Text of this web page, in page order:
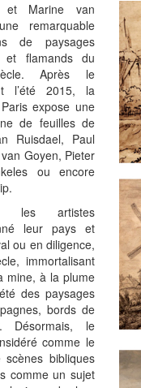
et Marine van
remarquable
de paysages
et flamands du
Après le
l’été 2015, la
expose une
de feuilles de
Ruisdael, Paul
Goyen, Pieter
ou encore
les artistes
leur pays et
ou en diligence,
immortalisant
mine, à la plume
des paysages
bords de
Désormais, le
comme le
bibliques
comme un sujet